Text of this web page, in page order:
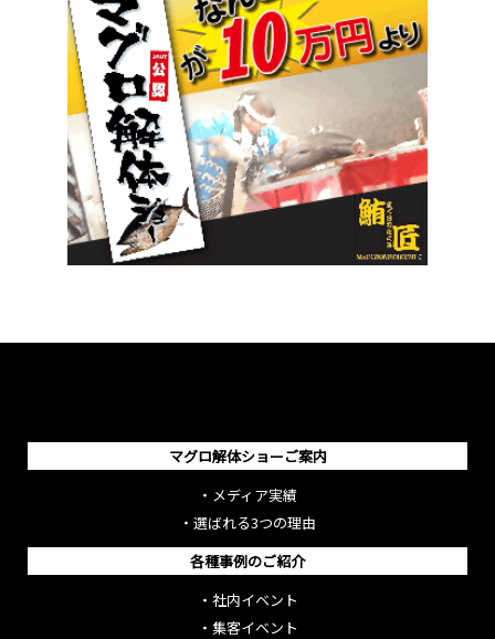
マグロ解体ショーご案内
・ メディア実績
・ 選ばれる3つの理由
各種事例のご紹介
・ 社内イベント
・ 集客イベント